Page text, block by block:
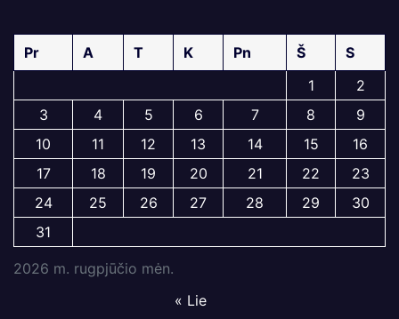
2026 m. rugpjūčio mėn.
Pr A T K Pn Š
S
1
2
3
4 5 6 7 8
9
10
11 12 13 14 15
16
17
18 19 20 21 22
23
24
25 26 27 28 29
30
31
« Lie